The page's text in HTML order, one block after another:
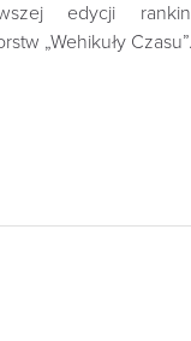
edycji
„Wehikuły Czasu”.